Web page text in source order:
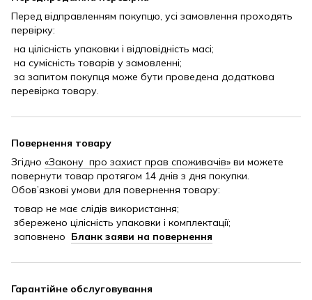
Перед відправленням покупцю, усі замовлення проходять
первірку:
на цілісність упаковки і відповідність масі;
на сумісність товарів у замовленні;
за запитом покупця може бути проведена додаткова
перевірка товару.
Повернення товару
Згідно «Закону про захист прав споживачів» ви можете
повернути товар протягом 14 днів з дня покупки.
Обов’язкові умови для повернення товару:
товар не має слідів використання;
збережено цілісність упаковки і комплектації;
заповнено Бланк заяви на повернення
Гарантійне обслуговування